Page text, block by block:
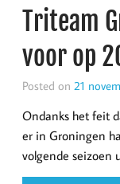
Triteam
voor op
Posted on 21
Ondanks het feit
er in Groningen
volgende seizoen